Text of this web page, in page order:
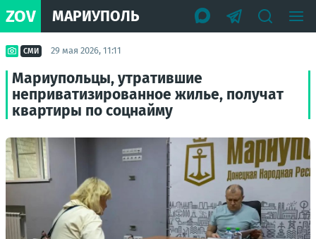
ZOV МАРИУПОЛЬ
СМИ 29 мая 2026, 11:11
Мариупольцы, утратившие
неприватизированное жилье, получат
квартиры по соцнайму